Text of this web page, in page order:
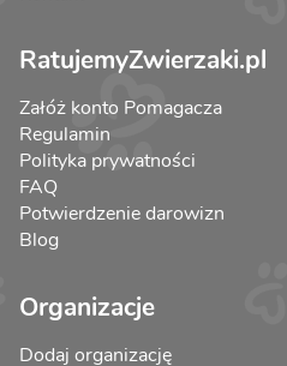
RatujemyZwierzaki.pl
Załóż konto Pomagacza
Regulamin
Polityka prywatności
FAQ
Potwierdzenie darowizn
Blog
Organizacje
Dodaj organizację